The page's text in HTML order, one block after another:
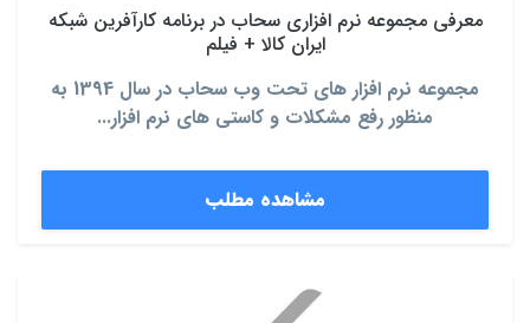
معرفی مجموعه نرم‌ افزاری سحاب در برنامه کارآفرین شبکه
ایران کالا + فیلم
مجموعه نرم افزار های تحت وب سحاب در سال 1394 به
منظور رفع مشکلات و کاستی های نرم افزار...
مشاهده مطلب